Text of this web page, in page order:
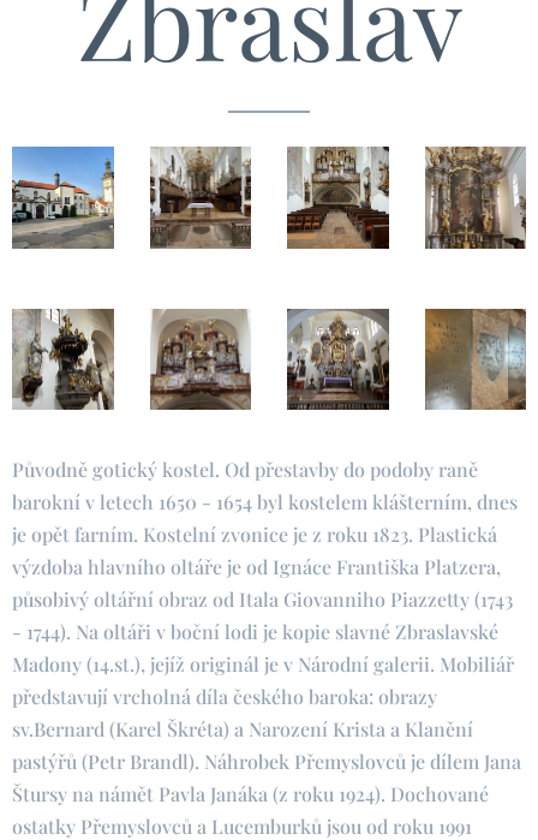
Původně gotický kostel. Od přestavby do podoby raně
barokní v letech 1650 - 1654 byl kostelem klášterním, dnes
je opět farním. Kostelní zvonice je z roku 1823. Plastická
výzdoba hlavního oltáře je od Ignáce Františka Platzera,
působivý oltářní obraz od Itala Giovanniho Piazzetty (1743
- 1744). Na oltáři v boční lodi je kopie slavné Zbraslavské
Madony (14.st.), jejíž originál je v Národní galerii. Mobiliář
představují vrcholná díla českého baroka: obrazy
sv.Bernard (Karel Škréta) a Narození Krista a Klanění
pastýřů (Petr Brandl). Náhrobek Přemyslovců je dílem Jana
Štursy na námět Pavla Janáka (z roku 1924). Dochované
ostatky Přemyslovců a Lucemburků jsou od roku 1991